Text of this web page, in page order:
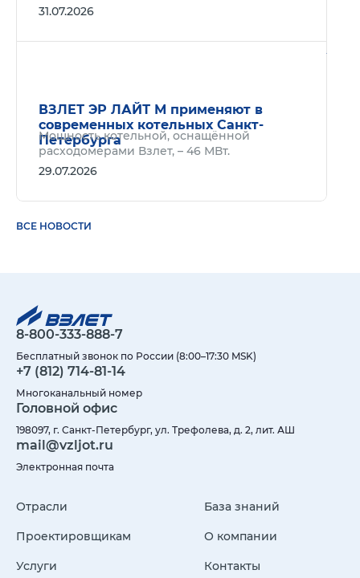
31.07.2026
ВЗЛЕТ ЭР ЛАЙТ М применяют в
современных котельных Санкт-
Петербурга
Мощность котельной, оснащённой
расходомерами Взлет, – 46 МВт.
29.07.2026
ВСЕ НОВОСТИ
8-800-333-888-7
Бесплатный звонок по России (8:00–17:30 MSK)
+7 (812) 714-81-14
Многоканальный номер
Головной офис
198097, г. Санкт-Петербург, ул. Трефолева, д. 2, лит. АШ
mail@vzljot.ru
Электронная почта
Отрасли
Проектировщикам
Услуги
База знаний
О компании
Контакты